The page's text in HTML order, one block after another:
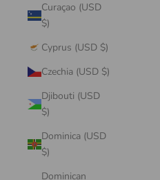
Curaçao (USD
$)
Cyprus (USD $)
Czechia (USD $)
Djibouti (USD
$)
Dominica (USD
$)
Dominican